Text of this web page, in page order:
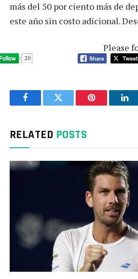
más del 50 por ciento más de
este año sin costo adicional.
Please
20
FacebookTwitter Pinterest
RELATED POSTS